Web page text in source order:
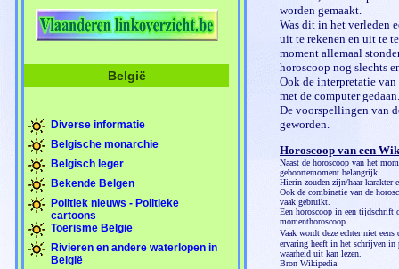
België
Diverse informatie
Belgische monarchie
Belgisch leger
Bekende Belgen
Politiek nieuws - Politieke
cartoons
Toerisme België
Rivieren en andere waterlopen in
België
worden gemaakt.
Was dit in het verleden
uit te rekenen en uit te
moment allemaal
horoscoop nog slechts
Ook de interpretatie
met de computer gedaan.
De voorspellingen van
geworden.
Horoscoop van een
Naast de horoscoop van het
geboortemoment belangrijk.
Hierin zouden zijn/haar karakter
Ook de combinatie van de
vaak gebruikt.
Een horoscoop in een tijdschrift
momenthoroscoop.
Vaak wordt deze echter niet eens
ervaring heeft in het schrijven in
waarheid uit kan lezen.
Bron Wikipedia